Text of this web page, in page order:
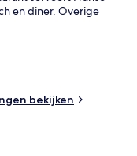
en diner. Overige
het behulpzame
bekijken